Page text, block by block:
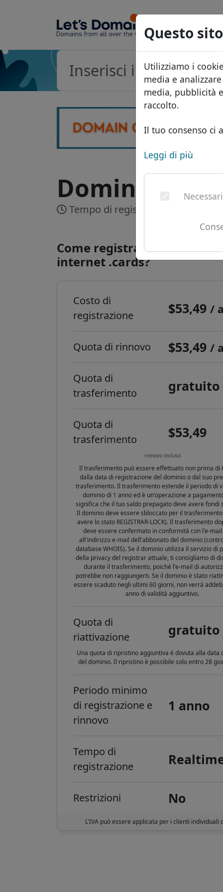
Questo
Utilizziamo i
media e
media, pubblicità
raccolto.
Il tuo consenso ci
Leggi di più
Dominio
Tempo di registrazione:
Come registrare un
internet .cards?
Costo di
registrazione
$53,49/
Quota di rinnovo $53,49/
Quota di
trasferimento
gratuito
Quota di
trasferimento
$53,49
rinnovo incluso
Il trasferimento può essere effettuato non prima di
dalla data di registrazione del dominio o dal suo
trasferimento. Il trasferimento estende il periodo di
dominio di 1 anno ed è un'operazione a
significa che il tuo saldo prepagato deve avere fondi
Il dominio deve essere sbloccato per il
avere lo stato REGISTRAR-LOCK). Il trasferimento
deve essere confermato in conformità con l'e-
all'indirizzo e-mail dell'abbonato del dominio
database WHOIS). Se il dominio utilizza il servizio di
della privacy del registrar attuale, ti consigliamo di
durante il trasferimento, poiché l'e-mail di
potrebbe non raggiungerti. Se il dominio è stato
essere scaduto negli ultimi 60 giorni, non verrà
anno di validità aggiuntivo.
Quota di
riattivazione
gratuito
Una quota di ripristino aggiuntiva è dovuta alla data
del dominio. Il ripristino è possibile solo entro 28
Periodo minimo
di registrazione e
rinnovo
1 anno
Tempo di
registrazione
Restrizioni No
L'IVA può essere applicata per i clienti individuali